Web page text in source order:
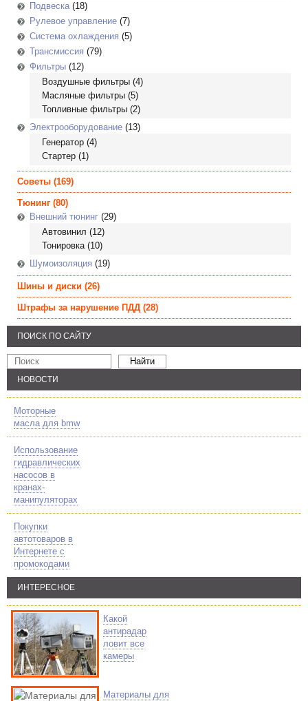
Подвеска(18)
Рулевое управление (7)
Система охлаждения (5)
Трансмиссия (79)
Фильтры (12)
Воздушные фильтры (4)
Масляные фильтры (5)
Топливные фильтры (2)
Электрооборудование (13)
Генератор (4)
Стартер (1)
Советы (169)
Тюнинг (80)
Внешний тюнинг (29)
Автовинил (12)
Тонировка(10)
Шумоизоляция (19)
Шины и диски (26)
Штрафы за нарушение ПДД (28)
ПОИСК ПО САЙТУ
НОВОСТИ
Моторные
масла для bmw
Использование
гидравлических
насосов в
кранах-
манипуляторах
Покупки
автотоваров в
Интернете с
промокодами
ИНТЕРЕСНОЕ
Какой
антирадар
ловит все
камеры
Материалы для